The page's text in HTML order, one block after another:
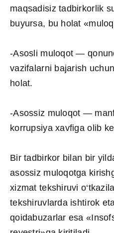
maqsadisiz tadbirkorlik
buyursa, bu holat
-Asosli muloqot —
vazifalarni bajarish
holat.
-Asossiz muloqot —
korrupsiya xavfiga olib
Bir tadbirkor bilan bir
asossiz muloqotga
xizmat tekshiruvi
tekshiruvlarda ishtirok
qoidabuzarlar esa